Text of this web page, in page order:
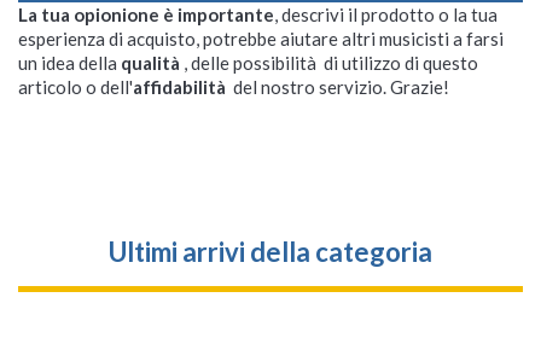
La tua opionione è importante, descrivi il prodotto o la tua
esperienza di acquisto, potrebbe aiutare altri musicisti a farsi
un idea della qualità , delle possibilità di utilizzo di questo
articolo o dell'affidabilità del nostro servizio. Grazie!
Ultimi arrivi della categoria